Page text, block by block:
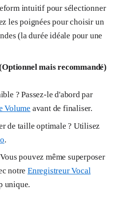
intuitif pour sélectionner
les poignées pour choisir un
(la durée idéale pour une
mais recommandé)
? Passez-le d'abord par
Volume avant de finaliser.
de taille optimale ? Utilisez
.
pouvez même superposer
notre Enregistreur Vocal
unique.